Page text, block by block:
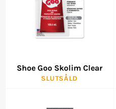
Shoe Goo Skolim Clear
SLUTSÅLD